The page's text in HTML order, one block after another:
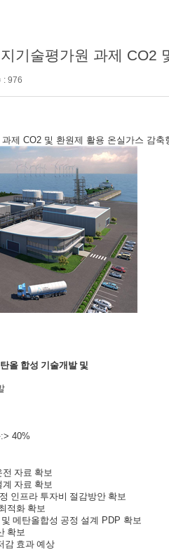
: 976
제 CO2 및 환원제 활용 온실가스 감
올 합성 기술개발 및
:> 40%
자료 확보
자료 확보
인프라 투자비 절감방안 확보
적화 확보
메탄올합성 공정 설계 PDP 확보
확보
감 효과 예상